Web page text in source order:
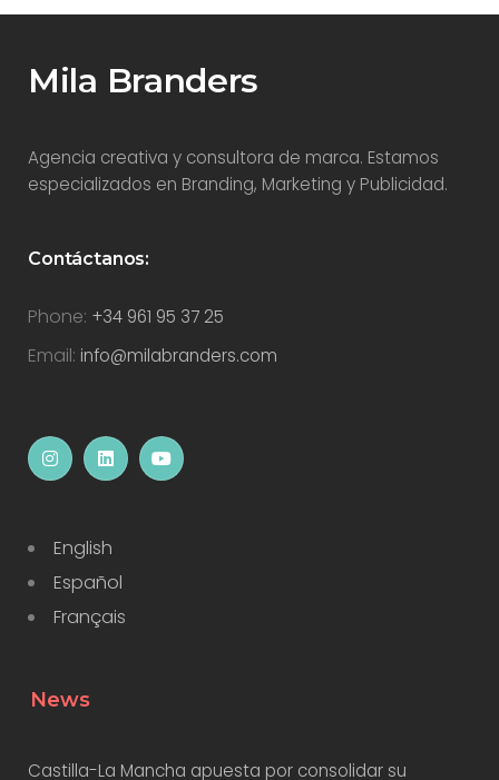
Mila Branders
Agencia creativa y consultora de marca. Estamos
especializados en Branding, Marketing y Publicidad.
Contáctanos:
Phone: +34 961 95 37 25
Email: info@milabranders.com
English
Español
Français
News
Castilla-La Mancha apuesta por consolidar su